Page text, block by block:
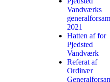
Vandværks
2021
Hatten af for
Pjedsted
Vandværk
Referat af
Ordinær